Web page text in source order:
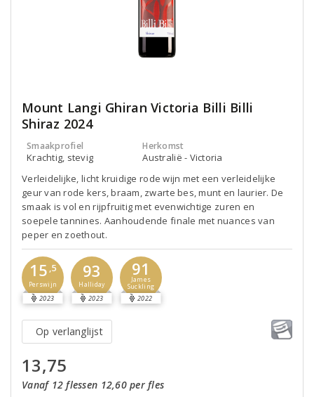
Mount Langi Ghiran Victoria Billi Billi
Shiraz 2024
Smaakprofiel
Krachtig, stevig
Herkomst
Australië - Victoria
Verleidelijke, licht kruidige rode wijn met een verleidelijke
geur van rode kers, braam, zwarte bes, munt en laurier. De
smaak is vol en rijpfruitig met evenwichtige zuren en
soepele tannines. Aanhoudende finale met nuances van
peper en zoethout.
15 ,5
Perswijn
2023
93
Halliday
2023
91
James
Suckling
2022
Op verlanglijst
13,75
Vanaf 12 flessen 12,60 per fles